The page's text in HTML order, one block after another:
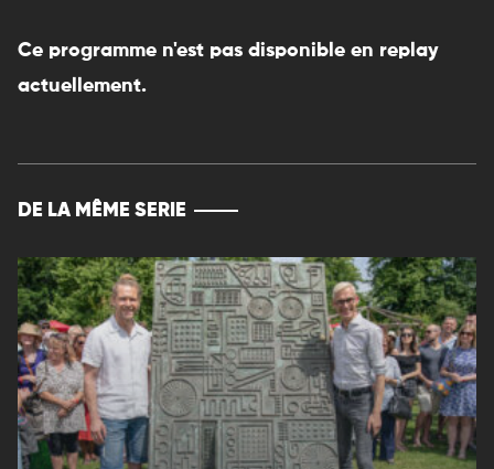
Ce programme n'est pas disponible en replay
actuellement.
DE LA MÊME SERIE